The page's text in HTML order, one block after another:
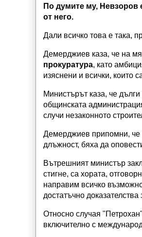
По думите му, Невзоров
от него.
Дали всичко това е така,
Демерджиев каза, че на
прокуратура, като
изяснени и всички, които
Министърът каза, че
общинската
случи незаконното
Демерджиев припомни, че
длъжност, бяха да
Вътрешният министър
стигне, са хората,
направим всичко
достатъчно
Относно случая
включително с